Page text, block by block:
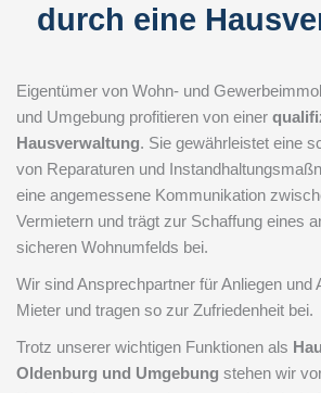
durch eine
Eigentümer von Wohn- und
und Umgebung profitieren von einer
Hausverwaltung. Sie gewährleistet eine
von Reparaturen und
eine angemessene Kommunikation
Vermietern und trägt zur Schaffung eines
sicheren Wohnumfelds bei.
Wir sind Ansprechpartner für Anliegen und
Mieter und tragen so zur Zufriedenheit bei.
Trotz unserer wichtigen Funktionen als
Oldenburg und Umgebung stehen wir